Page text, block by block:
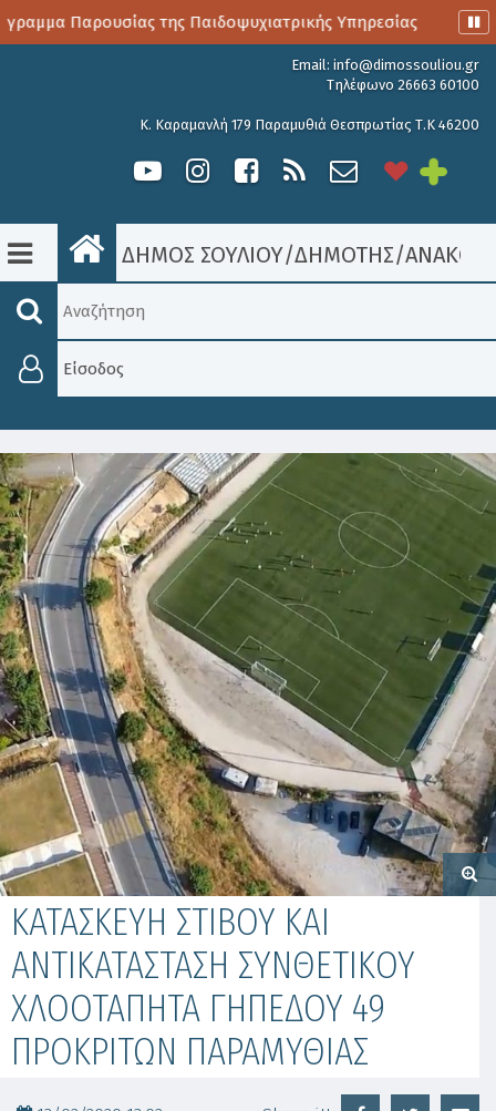
Παρουσίας της Παιδοψυχιατρικής Υπηρεσίας
Email: info@dimossouliou.gr
Τηλέφωνο 26663 60100
Κ. Καραμανλή 179 Παραμυθιά Θεσπρωτίας Τ.Κ 46200
ΔΗΜΟΣ ΣΟΥΛΙΟΥ/ΔΗΜΟΤΗΣ/
Είσοδος
KΑΤΑΣΚΕΥΗ ΣΤΙΒΟΥ ΚΑΙ
ΑΝΤΙΚΑΤΑΣΤΑΣΗ ΣΥΝΘΕΤΙΚΟΥ
ΧΛΟΟΤΑΠΗΤΑ ΓΗΠΕΔΟΥ 49
ΠΡΟΚΡΙΤΩΝ ΠΑΡΑΜΥΘΙΑΣ